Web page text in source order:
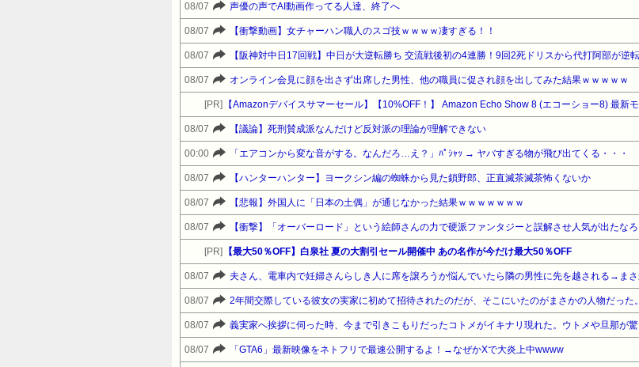
08/07 声優の声でAI動画作ってる人達、終了へ
08/07 【衝撃動画】女チャーハン職人のスゴ技ｗｗｗｗ凄すぎる！！
08/07
08/07 オンライン会見に顔を出さず出席した男性、他の職員に促され顔を出してみた結果ｗｗｗｗｗ
[PR]
08/07 【議論】死刑賛成派なんだけど反対派の理論が理解できない
00:00 「エアコンから変な音がする。なんだろ…え？」ﾊﾟｼｬｯ → ヤバすぎる物が飛び出てくる・・・
08/07 【ハンターハンター】ヨークシン編の蜘蛛から見た鎖野郎、正直滅茶滅茶怖くないか
08/07 【悲報】外国人に「日本の土偶」が通じなかった結果ｗｗｗｗｗｗｗ
08/07
[PR] 【最大50％OFF】白泉社 夏の大割引セール開催中 あの名作が今だけ最大50％OFF
08/07
08/07 2年間交際している彼女の実家に初めて招待されたのだが、そこにいたのがまさかの人物だった。
08/07
08/07 「GTA6」最新映像をネトフリで最速公開するよ！→なぜかXで大炎上中wwww